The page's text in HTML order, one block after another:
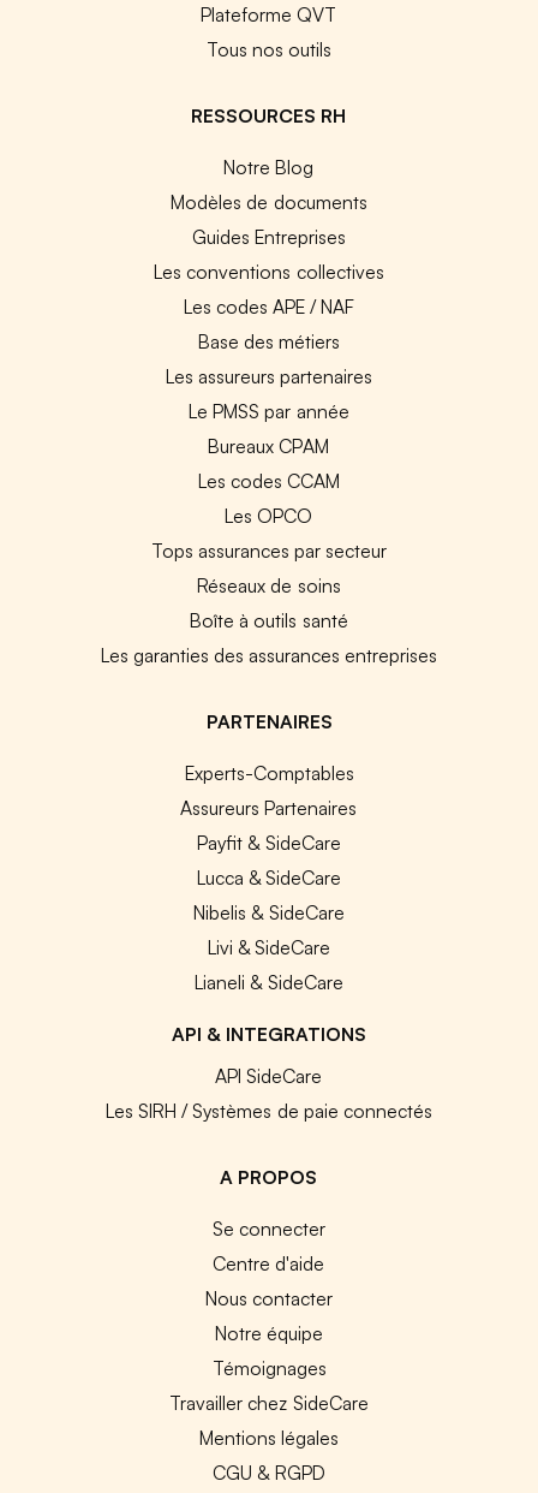
Plateforme QVT
Tous nos outils
RESSOURCES RH
Notre Blog
Modèles de documents
Guides Entreprises
Les conventions collectives
Les codes APE / NAF
Base des métiers
Les assureurs partenaires
Le PMSS par année
Bureaux CPAM
Les codes CCAM
Les OPCO
Tops assurances par secteur
Réseaux de soins
Boîte à outils santé
Les garanties des assurances entreprises
PARTENAIRES
Experts-Comptables
Assureurs Partenaires
Payfit & SideCare
Lucca & SideCare
Nibelis & SideCare
Livi & SideCare
Lianeli & SideCare
API & INTEGRATIONS
API SideCare
Les SIRH / Systèmes de paie connectés
A PROPOS
Se connecter
Centre d'aide
Nous contacter
Notre équipe
Témoignages
Travailler chez SideCare
Mentions légales
CGU & RGPD